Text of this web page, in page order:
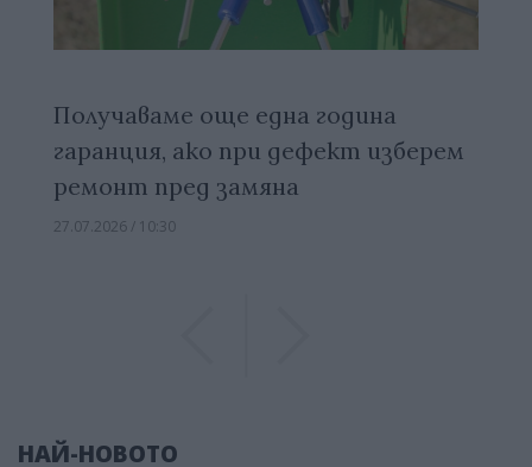
Получаваме още една година
гаранция, ако при дефект изберем
ремонт пред замяна
27.07.2026 / 10:30
НАЙ-НОВОТО